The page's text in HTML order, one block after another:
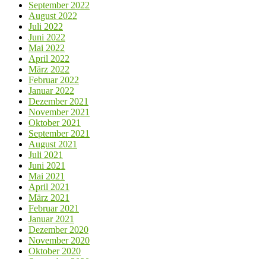
September 2022
August 2022
Juli 2022
Juni 2022
Mai 2022
April 2022
März 2022
Februar 2022
Januar 2022
Dezember 2021
November 2021
Oktober 2021
September 2021
August 2021
Juli 2021
Juni 2021
Mai 2021
April 2021
März 2021
Februar 2021
Januar 2021
Dezember 2020
November 2020
Oktober 2020